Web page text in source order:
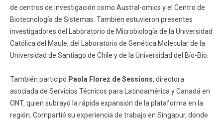
de centros de investigación como Austral-omics y el Centro de
Biotecnología de Sistemas. También estuvieron presentes
investigadores del Laboratorio de Microbiología de la Universidad
Católica del Maule, del Laboratorio de Genética Molecular de la
Universidad de Santiago de Chile y de la Universidad del Bío-Bío.
También participó Paola Florez de Sessions, directora
asociada de Servicios Técnicos para Latinoamérica y Canadá en
ONT, quien subrayó la rápida expansión de la plataforma en la
región. Compartió su experiencia de trabajo en Singapur, donde